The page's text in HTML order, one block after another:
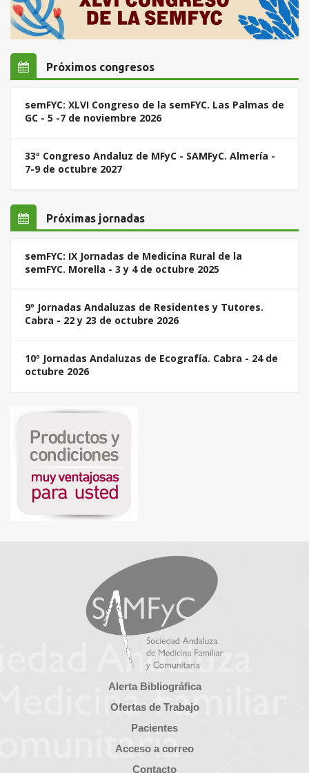
Próximos congresos
semFYC: XLVI Congreso de la semFYC. Las Palmas de
GC - 5 -7 de noviembre 2026
33º Congreso Andaluz de MFyC - SAMFyC. Almería -
7-9 de octubre 2027
Próximas jornadas
semFYC: IX Jornadas de Medicina Rural de la
semFYC. Morella - 3 y 4 de octubre 2025
9º Jornadas Andaluzas de Residentes y Tutores.
Cabra - 22 y 23 de octubre 2026
10º Jornadas Andaluzas de Ecografía. Cabra - 24 de
octubre 2026
Alerta Bibliográfica
Ofertas de Trabajo
Pacientes
Acceso a correo
Contacto